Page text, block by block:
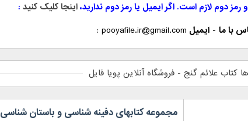
رمز دوم لازم است. اگر ایمیل یا رمز دوم ندارید،اینجا کلیک کنید
با ما - ایمیل pooyafile.ir@gmail.com
کتاب علائم گنج - فروشگاه آنلاین پویا فایل
مجموعه کتابهای دفینه شناسی و باستان شناسی